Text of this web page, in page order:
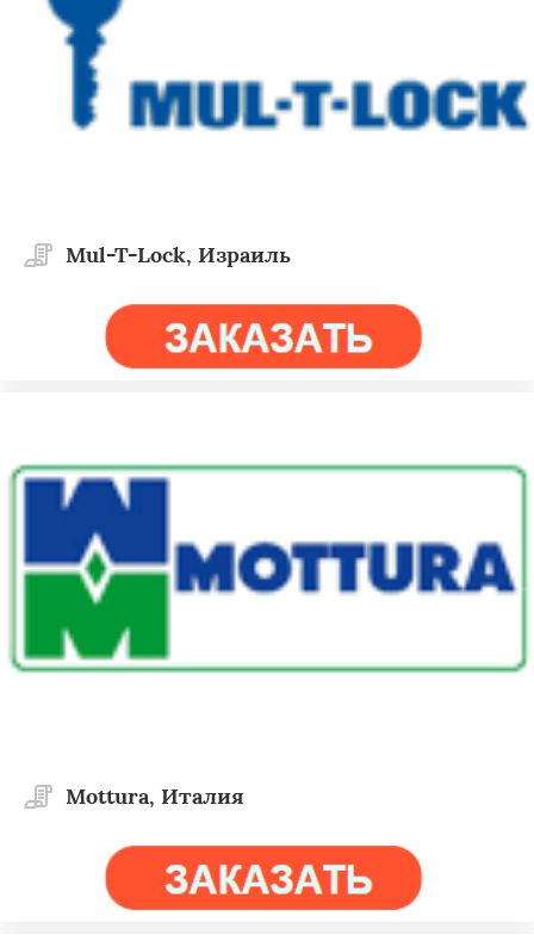
Mul-T-Lock, Израиль
Mottura, Италия